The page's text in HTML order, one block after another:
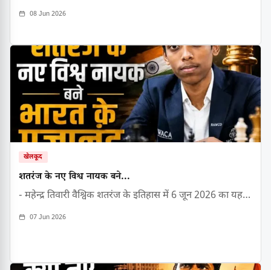
08 Jun 2026
खेलकूद
शतरंज के नए विश्व नायक बने...
- महेन्द्र तिवारी वैश्विक शतरंज के इतिहास में 6 जून 2026 का यह…
07 Jun 2026